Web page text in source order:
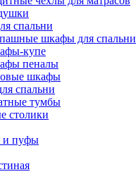
спальни
шкафы для спальни
купе
пеналы
шкафы
спальни
тумбы
столики
и пуфы